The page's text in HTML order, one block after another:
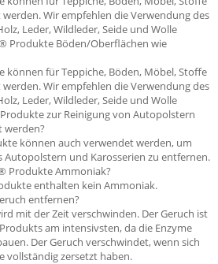
Wir empfehlen die Verwendung des
Leder, Wildleder, Seide und Wolle
Produkte Böden/Oberflächen wie
für Teppiche, Böden, Möbel, Stoffe
Wir empfehlen die Verwendung des
Leder, Wildleder, Seide und Wolle
zur Reinigung von Autopolstern
werden?
können auch verwendet werden, um
Autopolstern und Karosserien zu entfernen.
Produkte Ammoniak?
enthalten kein Ammoniak.
entfernen?
mit der Zeit verschwinden. Der Geruch ist
am intensivsten, da die Enzyme
Der Geruch verschwindet, wenn sich
vollständig zersetzt haben.